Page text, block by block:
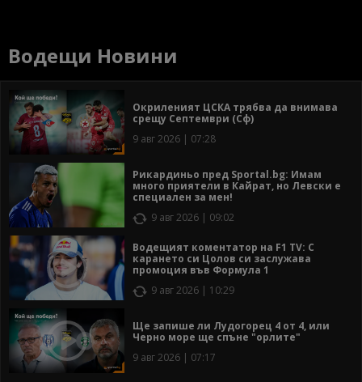
Водещи Новини
Окриленият ЦСКА трябва да внимава
срещу Септември (Сф)
9 авг 2026 | 07:28
Рикардиньо пред Sportal.bg: Имам
много приятели в Кайрат, но Левски е
специален за мен!
9 авг 2026 | 09:02
Водещият коментатор на F1 TV: С
карането си Цолов си заслужава
промоция във Формула 1
9 авг 2026 | 10:29
Ще запише ли Лудогорец 4 от 4, или
Черно море ще спъне "орлите"
9 авг 2026 | 07:17